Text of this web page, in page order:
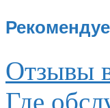
Отзывы
Где